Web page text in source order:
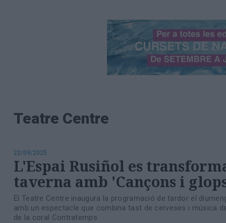
notícies
Teatre Centre
22/09/2025
L'Espai Rusiñol es
taverna amb 'Cançons i
El Teatre Centre inaugura la programació de tardor el
amb un espectacle que combina tast de cerveses i música
de la coral Contratemps